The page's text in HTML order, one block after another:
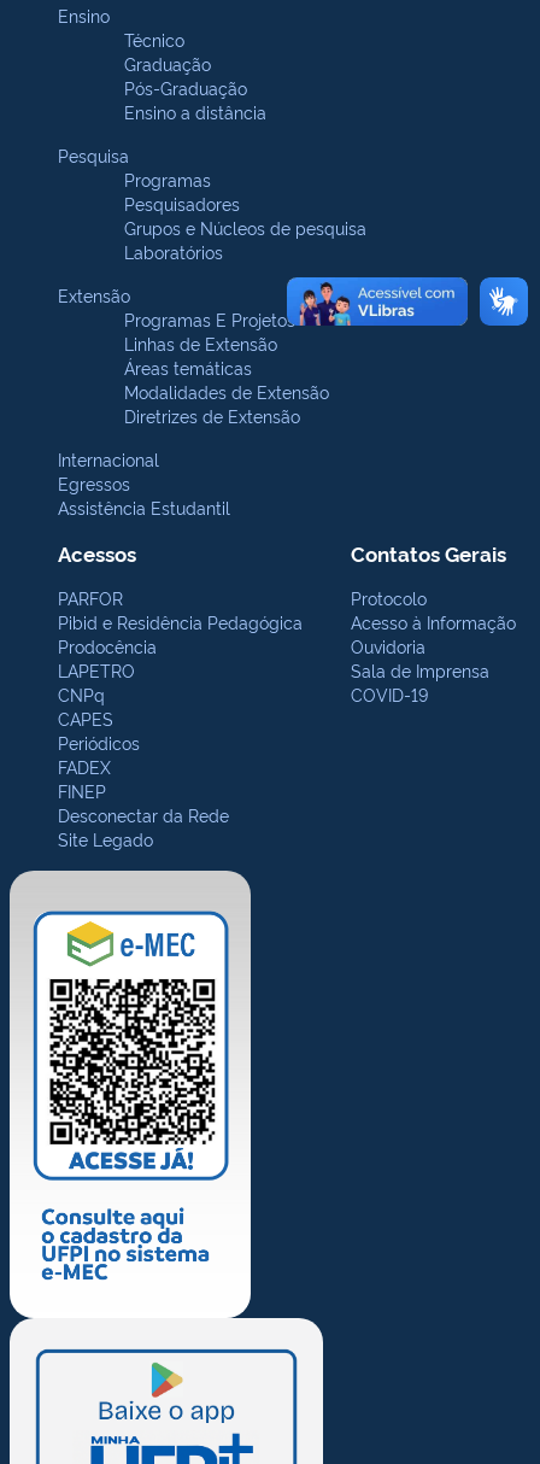
Ensino
Técnico
Graduação
Pós-Graduação
Ensino a distância
Pesquisa
Programas
Pesquisadores
Grupos e Núcleos de pesquisa
Laboratórios
Extensão
Programas E Projetos
Linhas de Extensão
Áreas temáticas
Modalidades de Extensão
Diretrizes de Extensão
Internacional
Egressos
Assistência Estudantil
Acessos
PARFOR
Pibid e Residência Pedagógica
Prodocência
LAPETRO
CNPq
CAPES
Periódicos
FADEX
FINEP
Desconectar da Rede
Site Legado
Contatos Gerais
Protocolo
Acesso à Informação
Ouvidoria
Sala de Imprensa
COVID-19